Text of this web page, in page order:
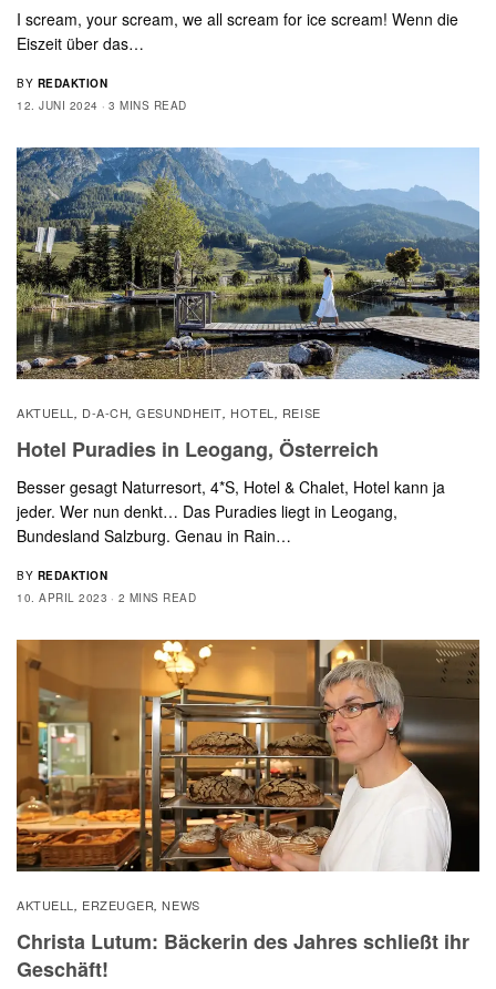
I scream, your scream, we all scream for ice scream! Wenn die
Eiszeit über das…
BY REDAKTION
12. JUNI 2024
3 MINS READ
AKTUELL , D-A-CH,GESUNDHEIT, HOTEL , REISE
Hotel Puradies in Leogang, Österreich
Besser gesagt Naturresort, 4*S, Hotel & Chalet, Hotel kann ja
jeder. Wer nun denkt… Das Puradies liegt in Leogang,
Bundesland Salzburg. Genau in Rain…
BY REDAKTION
10. APRIL 2023
2 MINS READ
AKTUELL , ERZEUGER,NEWS
Christa Lutum: Bäckerin des Jahres schließt ihr
Geschäft!